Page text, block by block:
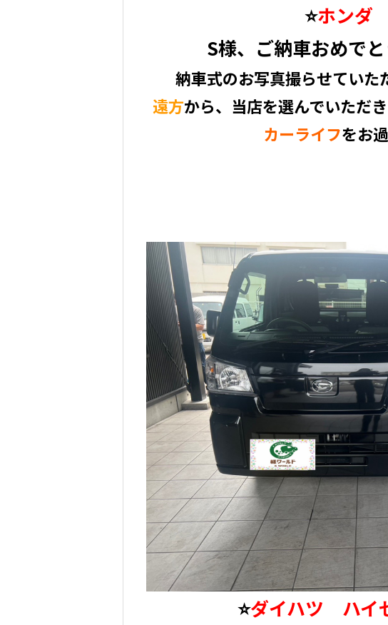
⭐️ホンダ
S様、ご納車おめで
納車式のお写真撮らせてい
遠方から、当店を選んでいただ
カーライフをお
⭐️ダイハツ ハイ